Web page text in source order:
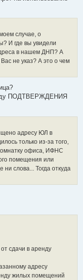
случае, о
И где вы увидели
в нашем ДНП? А
не указ? А это о чем
ПОДТВЕРЖДЕНИЯ
адресу ЮЛ в
только из-за того,
офиса, ИФНС
помещения или
слова... Тогда откуда
сдачи в аренду
адресу
жилых помещений